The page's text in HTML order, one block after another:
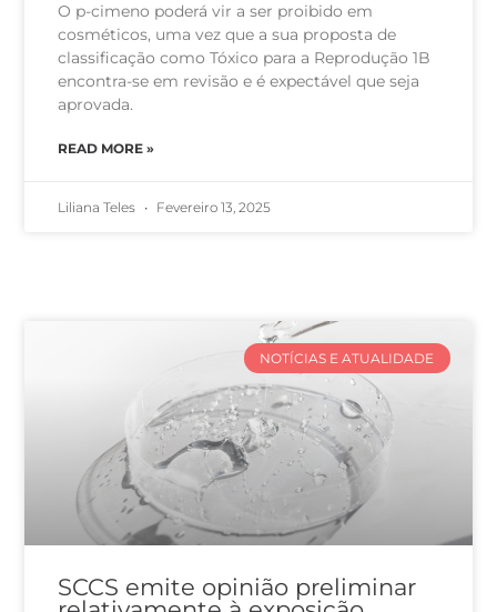
O p-cimeno poderá vir a ser proibido em
cosméticos, uma vez que a sua proposta de
classificação como Tóxico para a Reprodução 1B
encontra-se em revisão e é expectável que seja
aprovada.
READ MORE »
Liliana Teles Fevereiro 13, 2025
NOTÍCIAS E ATUALIDADE
SCCS emite opinião preliminar